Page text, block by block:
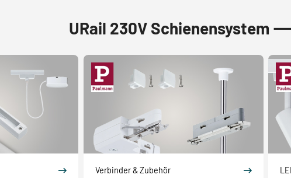
URail 230V Schienensystem
Verbinder & Zubehör